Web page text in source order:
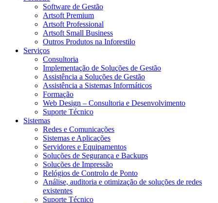
Software de Gestão
Artsoft Premium
Artsoft Professional
Artsoft Small Business
Outros Produtos na Inforestilo
Serviços
Consultoria
Implementação de Soluções de Gestão
Assistência a Soluções de Gestão
Assistência a Sistemas Informáticos
Formação
Web Design – Consultoria e Desenvolvimento
Suporte Técnico
Sistemas
Redes e Comunicações
Sistemas e Aplicações
Servidores e Equipamentos
Soluções de Segurança e Backups
Soluções de Impressão
Relógios de Controlo de Ponto
Análise, auditoria e otimização de soluções de redes
existentes
Suporte Técnico